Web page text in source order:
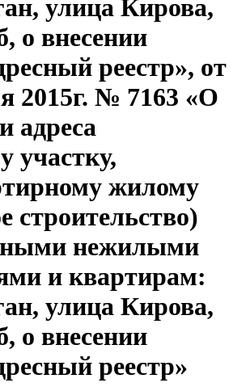
улица Кирова,
о внесении
реестр», от
2015г. № 7163 «О
адреса
участку,
жилому
строительство)
нежилыми
и квартирам:
улица Кирова,
о внесении
реестр»